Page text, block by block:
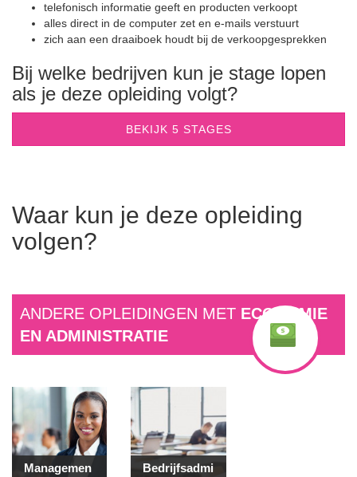
telefonisch informatie geeft en producten verkoopt
alles direct in de computer zet en e-mails verstuurt
zich aan een draaiboek houdt bij de verkoopgesprekken
Bij welke bedrijven kun je stage lopen
als je deze opleiding volgt?
BEKIJK 5 STAGES
Waar kun je deze opleiding
volgen?
ANDERE OPLEIDINGEN MET ECONOMIE
EN ADMINISTRATIE
Managemen
Bedrijfsadmi